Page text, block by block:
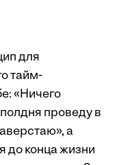
для
тайм-
«Ничего
проведу в
а
до конца жизни